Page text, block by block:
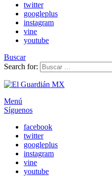
twitter
googleplus
instagram
vine
youtube
Buscar
Search for:
Menú
Síguenos
facebook
twitter
googleplus
instagram
vine
youtube